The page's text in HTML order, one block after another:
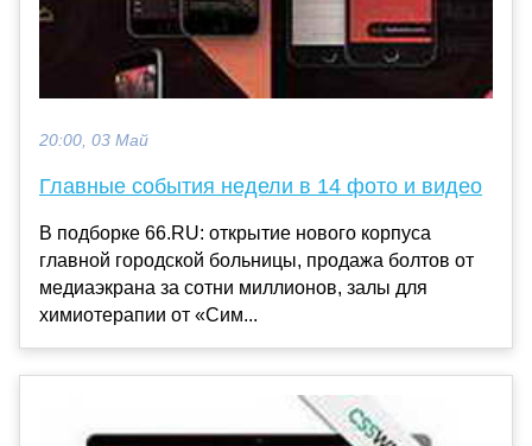
20:00, 03 Май
Главные события недели в 14 фото и видео
В подборке 66.RU: открытие нового корпуса
главной городской больницы, продажа болтов от
медиаэкрана за сотни миллионов, залы для
химиотерапии от «Сим...